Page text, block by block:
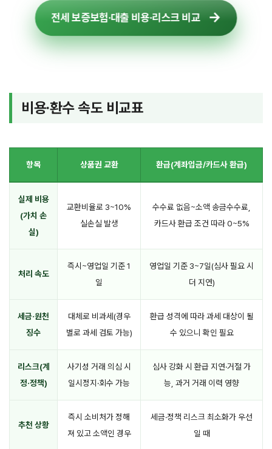
전세 보증보험·대출 비용·리스크 비교
비용·환수 속도 비교표
항목 상품권 교환 환급(계좌입금/카드사 환급)
실제 비용
(가치 손
실)
교환비율로 3~10%
실손실 발생
수수료 없음~소액 송금수수료,
카드사 환급 조건 따라 0~5%
처리 속도
즉시~영업일 기준 1
일
영업일 기준 3~7일(심사 필요 시
더 지연)
세금·원천
징수
대체로 비과세(경우
별로 과세 검토 가능)
환급 성격에 따라 과세 대상이 될
수 있으니 확인 필요
리스크(계
정·정책)
사기성 거래 의심 시
일시정지·회수 가능
심사 강화 시 환급 지연·거절 가
능, 과거 거래 이력 영향
추천 상황
즉시 소비처가 정해
져 있고 소액인 경우
세금·정책 리스크 최소화가 우선
일 때